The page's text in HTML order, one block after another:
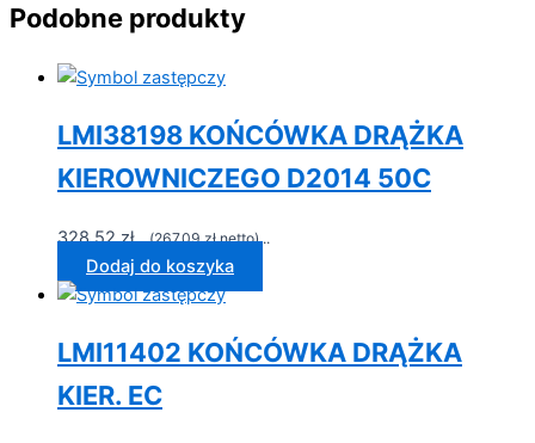
Podobne produkty
LMI38198 KOŃCÓWKA DRĄŻKA
KIEROWNICZEGO D2014 50C
328,52zł ...(267,09złnetto)...
Dodaj do koszyka
LMI11402 KOŃCÓWKA DRĄŻKA
KIER. EC